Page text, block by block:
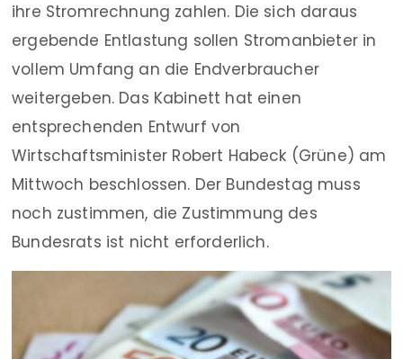
ihre Stromrechnung zahlen. Die sich daraus
ergebende Entlastung sollen Stromanbieter in
vollem Umfang an die Endverbraucher
weitergeben. Das Kabinett hat einen
entsprechenden Entwurf von
Wirtschaftsminister Robert Habeck (Grüne) am
Mittwoch beschlossen. Der Bundestag muss
noch zustimmen, die Zustimmung des
Bundesrats ist nicht erforderlich.